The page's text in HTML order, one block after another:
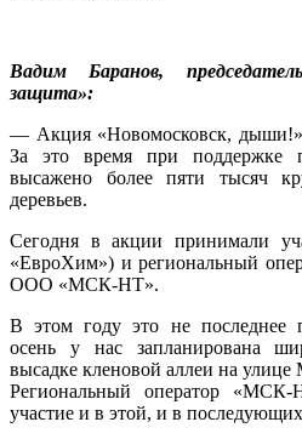
Вадим Баранов,
защита»:
— Акция «Новомосковск, дыши!»
За это время при поддержке
высажено более пяти тысяч
деревьев.
Сегодня в акции принимали
«ЕвроХим») и региональный
ООО «МСК-НТ».
В этом году это не последнее
осень у нас запланирована
высадке кленовой аллеи на улице
Региональный оператор
участие и в этой, и в